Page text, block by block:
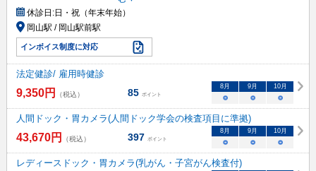
休診日:日・祝（年末年始）
岡山駅 / 岡山駅前駅
インボイス制度に対応
法定健診/ 雇用時健診
9,350円 （税込） 85 ポイント
8月 9月 10月
○ ○ ○
人間ドック・胃カメラ(人間ドック学会の検査項目に準拠)
43,670円 （税込） 397 ポイント
8月 9月 10月
○ ○ ○
レディースドック・胃カメラ(乳がん・子宮がん検査付)